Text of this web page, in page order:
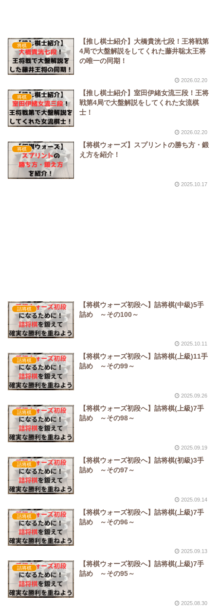
将棋
【推し棋士紹介】大橋貴洸七段！王将戦第
4局で大盤解説をしてくれた藤井聡太王将
の唯一の同期！
2026.02.20
将棋
【推し棋士紹介】室田伊緒女流三段！王将
戦第4局で大盤解説をしてくれた女流棋
士！
2026.02.20
将棋
【将棋ウォーズ】スプリントの勝ち方・鍛
え方を紹介！
2025.10.17
詰将棋
【将棋ウォーズ初段へ】詰将棋(中級)5手
詰め ～その100～
2025.10.11
詰将棋
【将棋ウォーズ初段へ】詰将棋(上級)11手
詰め ～その99～
2025.09.26
詰将棋
【将棋ウォーズ初段へ】詰将棋(上級)7手
詰め ～その98～
2025.09.19
詰将棋
【将棋ウォーズ初段へ】詰将棋(初級)3手
詰め ～その97～
2025.09.14
詰将棋
【将棋ウォーズ初段へ】詰将棋(上級)7手
詰め ～その96～
2025.09.13
詰将棋
【将棋ウォーズ初段へ】詰将棋(上級)7手
詰め ～その95～
2025.08.30